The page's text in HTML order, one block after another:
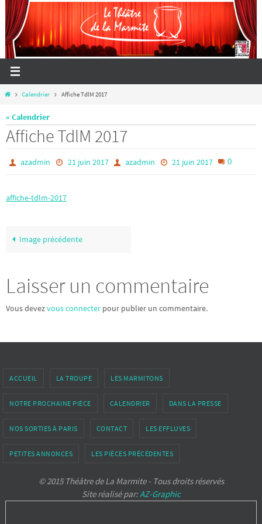
Passer
vers
le
contenu
HomeCalendrier Affiche TdlM 2017
« Calendrier
Affiche TdlM 2017
azadmin 21 juin 2017 azadmin 21 juin 2017 0
affiche-tdlm-2017
Image précédente
Laisser un commentaire
Vous devezvous connecter pour publier un commentaire.
ACCUEIL LA TROUPE LES MARMITONS
NOTRE PROCHAINE PIÈCE CALENDRIER DANS LA PRESSE
NOS SORTIES À PARIS CONTACT LES EFFLUVES
PETITES ANNONCES LES PIÈCES PRÉCÉDENTES
© 2015 Théâtre de La Marmite - Tous droits réservés
Site réalisé par:AZ-Graphic